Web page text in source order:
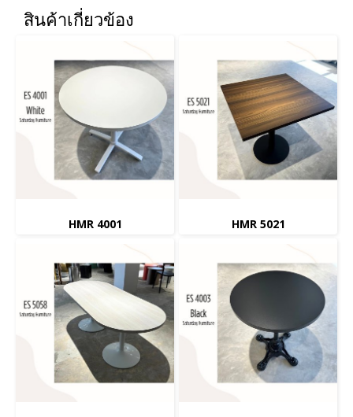
สินค้าเกี่ยวข้อง
HMR 4001 HMR 5021